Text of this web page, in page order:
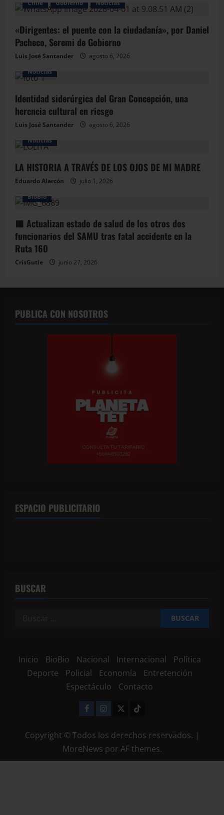
Chile Gobierno Noticias
«Dirigentes: el puente con la ciudadanía», por Daniel
Pacheco, Seremi de Gobierno
Luis José Santander
agosto 6, 2026
Noticias
Identidad siderúrgica del Gran Concepción, una
herencia cultural en riesgo
Luis José Santander
agosto 6, 2026
Noticias
LA HISTORIA A TRAVÉS DE LOS OJOS DE MI MADRE
Eduardo Alarcón
julio 1, 2026
BioBio
🟥 Actualizan estado de salud de los otros dos
funcionarios del SAMU tras fatal accidente en la
Ruta 160
CrisGutie junio 27, 2026
PUBLICA CON NOSOTROS
ESPACIO PUBLICITARIO
BUSCAR
Inicio BioBio Nacional Internacional
Política
Deporte
Policial Economía
Entretención
Espectáculo
Contacto
Copyright © Todos los derechos reservados. |
MoreNews por AF themes.